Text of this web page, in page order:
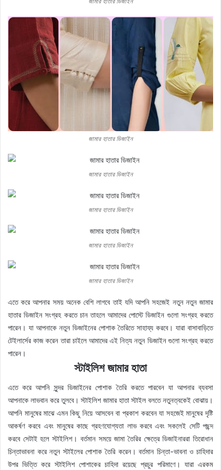
জামার হাতার ডিজাইন
জামার হাতার ডিজাইন
জামার হাতার ডিজাইন
জামার হাতার ডিজাইন
জামার হাতার ডিজাইন
এতে করে আপনার সময় অনেক বেশি লাগবে তাই যদি আপনি সহজেই নতুন নতুন জামার
হাতার ডিজাইন সংগ্রহ করতে চান তাহলে আমাদের পোস্টে ডিজাইন গুলো সংগ্রহ করতে
পারেন। যা আপনাকে নতুন ডিজাইনের পোশাক তৈরিতে সাহায্য করবে। যারা বাসাবাড়িতে
টেইলার্সের কাজ করেন তারা চাইলে আমাদের এই নিত্য নতুন ডিজাইন গুলো সংগ্রহ করতে
পারেন।
স্টাইলিশ জামার হাতা
এতে করে আপনি সুন্দর ডিজাইনের পোশাক তৈরি করতে পারবেন যা আপনার ব্যবসা
আপনাকে লাভবান করে তুলবে। স্টাইলিশ জামার হাতা স্টাইল বলতে নতুনত্বকেই বোঝায়।
আপনি মানুষের মাঝে এমন কিছু নিয়ে আসবেন বা প্রকাশ করবেন যা সহজেই মানুষের দৃষ্টি
আকর্ষণ করবে এবং মানুষের কাছে গ্রহণযোগ্যতা লাভ করবে এবং সকলেই সেটি পছন্দ
করবে সেটাই হলে স্টাইলিশ। বর্তমান সময়ে জামা তৈরির ক্ষেত্রে ডিজাইনাররা তিরোধান
চিন্তাভাবনা করে নতুন স্টাইলের পোশাক তৈরি করেন। বর্তমান চিন্তা-ভাবনা ও চাহিদার
উপর ভিত্তি করে স্টাইলিশ পোশাকের চাহিদা রয়েছে প্রচুর পরিমাণে। যারা এরকম